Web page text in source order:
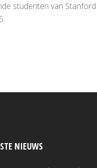
studenten van Stanford
NIEUWS